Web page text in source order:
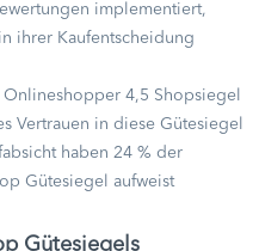
implementiert,
ihrer Kaufentscheidung
4,5 Shopsiegel
Vertrauen in diese Gütesiegel
haben 24 % der
Gütesiegel aufweist
Gütesiegels